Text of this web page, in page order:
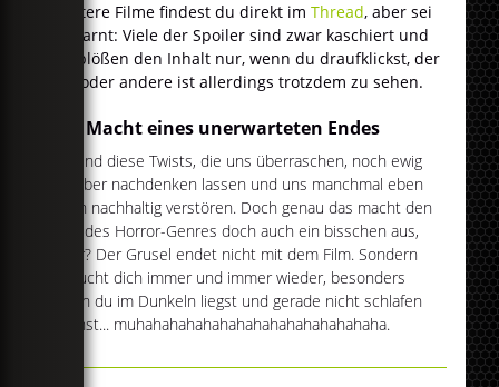
Weitere Filme findest du direkt imThread, aber sei
gewarnt: Viele der Spoiler sind zwar kaschiert und
entblößen den Inhalt nur, wenn du draufklickst, der
ein oder andere ist allerdings trotzdem zu sehen.
Die Macht eines unerwarteten Endes
Es sind diese Twists, die uns überraschen, noch ewig
darüber nachdenken lassen und uns manchmal eben
noch nachhaltig verstören. Doch genau das macht den
Reiz des Horror-Genres doch auch ein bisschen aus,
oder? Der Grusel endet nicht mit dem Film. Sondern
besucht dich immer und immer wieder, besonders
wenn du im Dunkeln liegst und gerade nicht schlafen
kannst... muhahahahahahahahahahahahahahaha.